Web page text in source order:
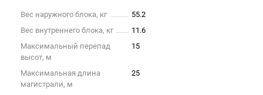
Вес наружного блока, кг
55.2
Вес внутреннего блока, кг
11.6
Максимальный перепад
высот, м
15
Максимальная длина
магистрали, м
25